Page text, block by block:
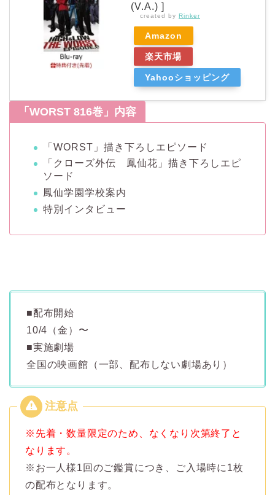
(V.A.) ]
created by Rinker
Amazon
楽天市場
Yahooショッピング
「WORST 816巻」内容
「WORST」描き下ろしエピソード
「クローズ外伝 鳳仙花」描き下ろしエピ
ソード
鳳仙学園学校案内
特別インタビュー
■配布開始
10/4（金）〜
■実施劇場
全国の映画館（一部、配布しない劇場あり）
※先着・数量限定のため、なくなり次第終了と
なります。
※お一人様1回のご鑑賞につき、ご入場時に1枚
の配布となります。